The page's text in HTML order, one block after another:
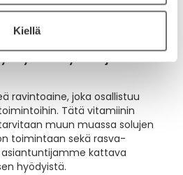
Kiellä
terveydelle ja mistä
ravintoaine, joka osallistuu
Tätä vitamiinin
muun muassa solujen
toimintaan sekä rasva-
kattava
hyödyistä.